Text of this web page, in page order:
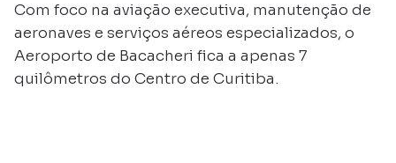
Com foco na aviação executiva, manutenção de
aeronaves e serviços aéreos especializados, o
Aeroporto de Bacacheri fica a apenas 7
quilômetros do Centro de Curitiba.